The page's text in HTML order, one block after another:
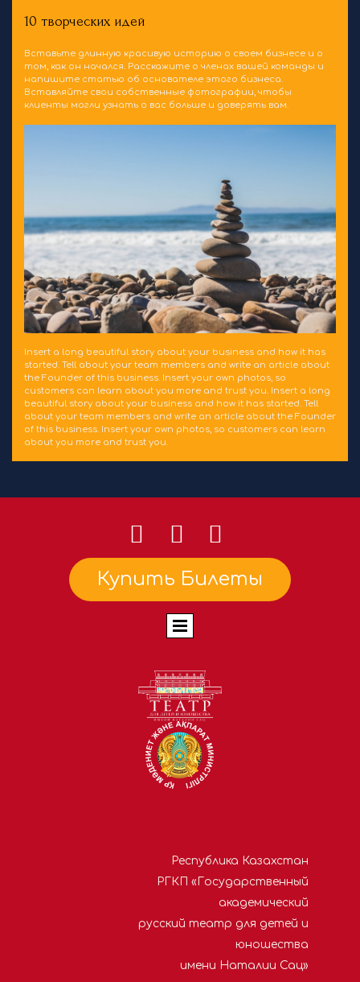
10 творческих идей
Вставьте длинную красивую историю о своем бизнесе и о
том, как он начался. Расскажите о членах вашей команды и
напишите статью об основателе этого бизнеса.
Вставляйте свои собственные фотографии, чтобы
клиенты могли узнать о вас больше и доверять вам.
Insert a long beautiful story about your business and how it has
started. Tell about your team members and write an article about
the Founder of this business. Insert your own photos, so
customers can learn about you more and trust you. Insert a long
beautiful story about your business and how it has started. Tell
about your team members and write an article about the Founder
of this business. Insert your own photos, so customers can learn
about you more and trust you.
Купить Билеты
Республика Казахстан
РГКП «Государственный
академический
русский театр для детей и
юношества
имени Наталии Сац»